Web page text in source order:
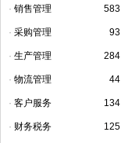
· 销售管理 583
· 采购管理
· 生产管理 284
· 物流管理
· 客户服务
· 财务税务